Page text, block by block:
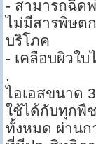
- สามารถฉีด
ไม่มีสารพิษต
บริโภค
- เคลือบผิวใ
.
ไอเอสขนาด
ใช้ได้กับทุกพื
ทั้งหมด ผ่านก